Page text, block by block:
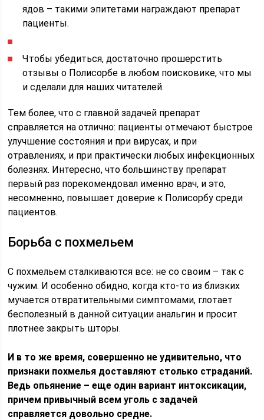
ядов – такими эпитетами награждают препарат
пациенты.
Чтобы убедиться, достаточно прошерстить
отзывы о Полисорбе в любом поисковике, что мы
и сделали для наших читателей.
Тем более, что с главной задачей препарат
справляется на отлично: пациенты отмечают быстрое
улучшение состояния и при вирусах, и при
отравлениях, и при практически любых инфекционных
болезнях. Интересно, что большинству препарат
первый раз порекомендовал именно врач, и это,
несомненно, повышает доверие к Полисорбу среди
пациентов.
Борьба с похмельем
С похмельем сталкиваются все: не со своим – так с
чужим. И особенно обидно, когда кто-то из близких
мучается отвратительными симптомами, глотает
бесполезный в данной ситуации анальгин и просит
плотнее закрыть шторы.
И в то же время, совершенно не удивительно, что
признаки похмелья доставляют столько страданий.
Ведь опьянение – еще один вариант интоксикации,
причем привычный всем уголь с задачей
справляется довольно средне.